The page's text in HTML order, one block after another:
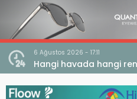
6 Ağustos 2026 - 17:11
Hangi havada hangi